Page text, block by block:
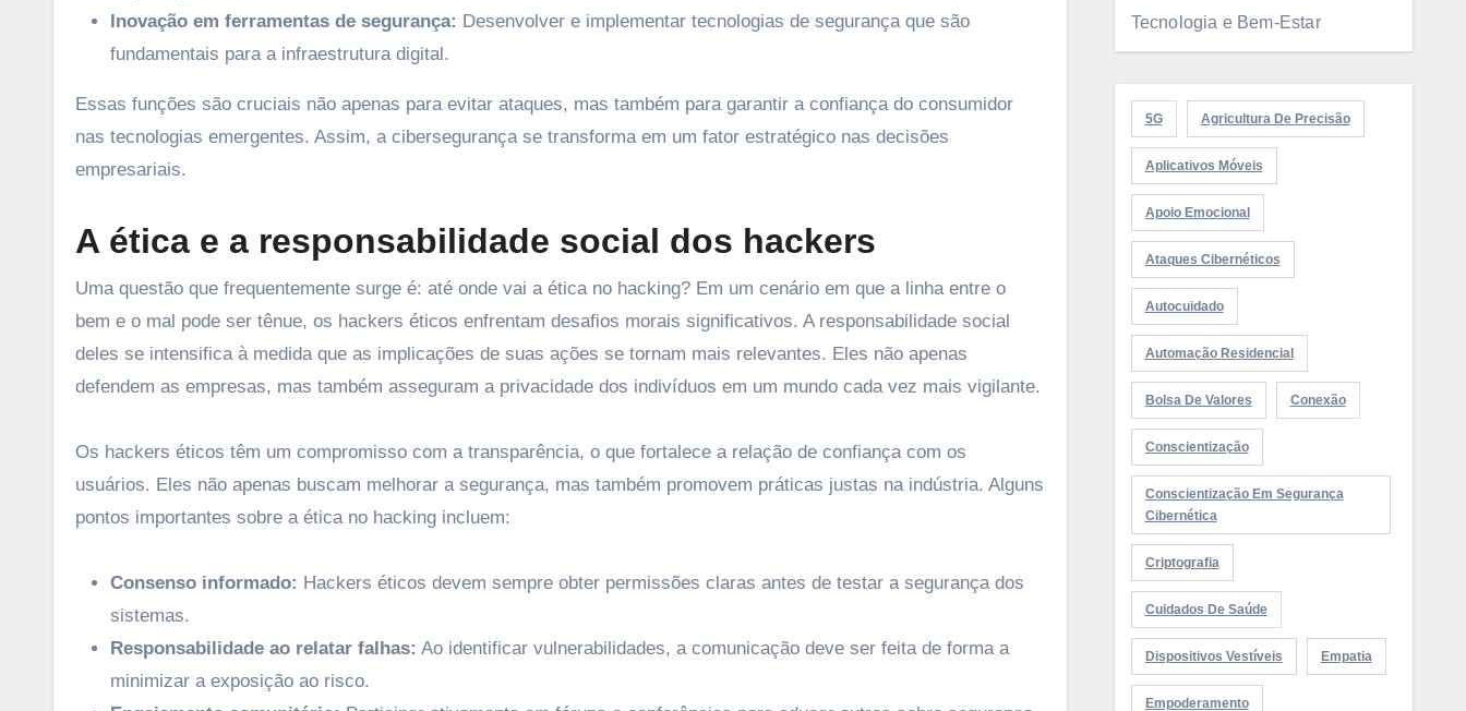
Inovação em ferramentas de segurança: Desenvolver e implementar tecnologias de segurança que são
fundamentais para a infraestrutura digital.
Essas funções são cruciais não apenas para evitar ataques, mas também para garantir a confiança do consumidor
nas tecnologias emergentes. Assim, a cibersegurança se transforma em um fator estratégico nas decisões
empresariais.
A ética e a responsabilidade social dos hackers
Uma questão que frequentemente surge é: até onde vai a ética no hacking? Em um cenário em que a linha entre o
bem e o mal pode ser tênue, os hackers éticos enfrentam desafios morais significativos. A responsabilidade social
deles se intensifica à medida que as implicações de suas ações se tornam mais relevantes. Eles não apenas
defendem as empresas, mas também asseguram a privacidade dos indivíduos em um mundo cada vez mais vigilante.
Os hackers éticos têm um compromisso com a transparência, o que fortalece a relação de confiança com os
usuários. Eles não apenas buscam melhorar a segurança, mas também promovem práticas justas na indústria. Alguns
pontos importantes sobre a ética no hacking incluem:
Consenso informado: Hackers éticos devem sempre obter permissões claras antes de testar a segurança dos
sistemas.
Responsabilidade ao relatar falhas: Ao identificar vulnerabilidades, a comunicação deve ser feita de forma a
minimizar a exposição ao risco.
Tecnologia e Bem-Estar
5G Agricultura De Precisão
Aplicativos Móveis
Apoio Emocional
Ataques Cibernéticos
Autocuidado
Automação Residencial
Bolsa De Valores Conexão
Conscientização
Conscientização Em Segurança
Cibernética
Criptografia
Cuidados De Saúde
Dispositivos Vestíveis Empatia
Empoderamento